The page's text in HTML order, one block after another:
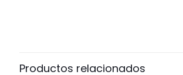
Productos relacionados